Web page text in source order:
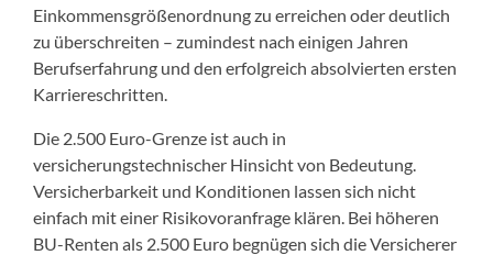
Einkommensgrößenordnung zu erreichen oder deutlich
zu überschreiten – zumindest nach einigen Jahren
Berufserfahrung und den erfolgreich absolvierten ersten
Karriereschritten.
Die 2.500 Euro-Grenze ist auch in
versicherungstechnischer Hinsicht von Bedeutung.
Versicherbarkeit und Konditionen lassen sich nicht
einfach mit einer Risikovoranfrage klären. Bei höheren
BU-Renten als 2.500 Euro begnügen sich die Versicherer